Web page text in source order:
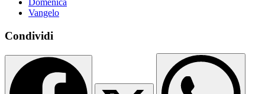
Domenica
Vangelo
Condividi